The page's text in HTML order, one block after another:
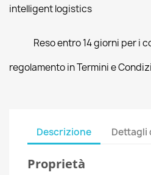
intelligent logistics
Reso entro 14 giorni per i
regolamento in Termini e
Descrizione Dettagli
Proprietà